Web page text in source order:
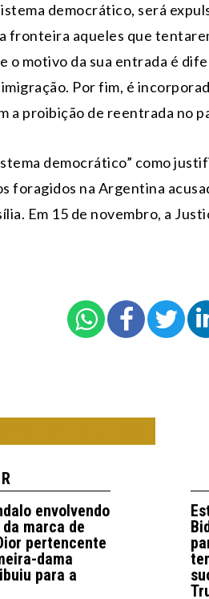
democrático, será
fronteira aqueles que
o motivo da sua entrada é
Por fim, é
a proibição de reentrada no
democrático” como
foragidos na Argentina
Em 15 de novembro, a
envolvendo
marca de
pertencente
dama
para a